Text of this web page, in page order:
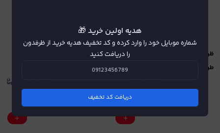
ظرف گیاهی غذا یکبار مصرف آملون
طرح آلومینیوم
ظرف غذای گیاهی چهار خانه مرغی
آملون
هدیه اولین خرید 🎁
شماره موبایل خود را وارد کرده و کد تخفیف هدیه خرید از ظرفدون
را دریافت کنید
دریافت کد تخفیف